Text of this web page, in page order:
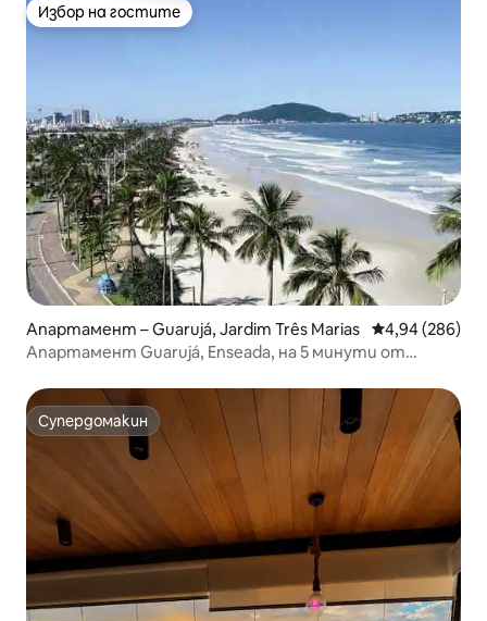
Избор на гостите
Избор на гостите
Апартамент – Guarujá, Jardim Três Marias Средна
4,94 (286)
Апартамент Guarujá, Enseada, на 5 минути от
Супердомакин
Супердомакин